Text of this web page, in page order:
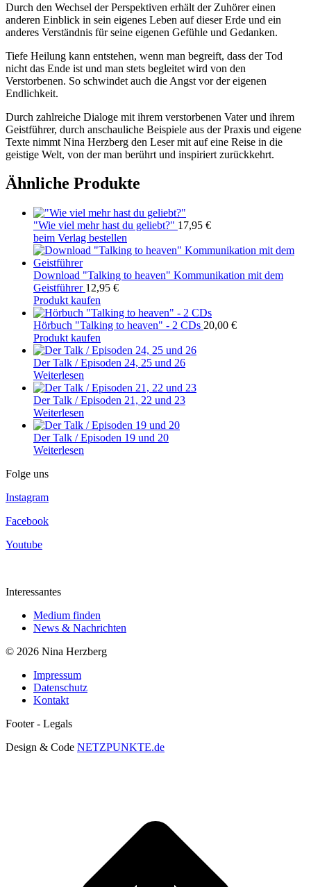
Durch den Wechsel der Perspektiven erhält der Zuhörer einen
anderen Einblick in sein eigenes Leben auf dieser Erde und ein
anderes Verständnis für seine eigenen Gefühle und Gedanken.
Tiefe Heilung kann entstehen, wenn man begreift, dass der Tod
nicht das Ende ist und man stets begleitet wird von den
Verstorbenen. So schwindet auch die Angst vor der eigenen
Endlichkeit.
Durch zahlreiche Dialoge mit ihrem verstorbenen Vater und ihrem
Geistführer, durch anschauliche Beispiele aus der Praxis und eigene
Texte nimmt Nina Herzberg den Leser mit auf eine Reise in die
geistige Welt, von der man berührt und inspiriert zurückkehrt.
Ähnliche Produkte
"Wie viel mehr hast du geliebt?" 17,95 €
beim Verlag bestellen
Download "Talking to heaven" Kommunikation mit dem
Geistführer 12,95 €
Produkt kaufen
Hörbuch "Talking to heaven" - 2 CDs 20,00 €
Produkt kaufen
Der Talk / Episoden 24, 25 und 26
Weiterlesen
Der Talk / Episoden 21, 22 und 23
Weiterlesen
Der Talk / Episoden 19 und 20
Weiterlesen
Folge uns
Instagram
Facebook
Youtube
Interessantes
Medium finden
News & Nachrichten
© 2026 Nina Herzberg
Impressum
Datenschutz
Kontakt
Footer - Legals
Design & Code NETZPUNKTE.de